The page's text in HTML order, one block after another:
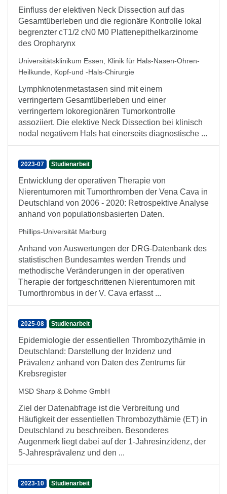
Einfluss der elektiven Neck Dissection auf das
Gesamtüberleben und die regionäre Kontrolle lokal
begrenzter cT1/2 cN0 M0 Plattenepithelkarzinome
des Oropharynx
Universitätsklinikum Essen, Klinik für Hals-Nasen-Ohren-
Heilkunde, Kopf-und -Hals-Chirurgie
Lymphknotenmetastasen sind mit einem
verringertem Gesamtüberleben und einer
verringertem lokoregionären Tumorkontrolle
assoziiert. Die elektive Neck Dissection bei klinisch
nodal negativem Hals hat einerseits diagnostische ...
2023-07 Studienarbeit
Entwicklung der operativen Therapie von
Nierentumoren mit Tumorthromben der Vena Cava in
Deutschland von 2006 - 2020: Retrospektive Analyse
anhand von populationsbasierten Daten.
Phillips-Universität Marburg
Anhand von Auswertungen der DRG-Datenbank des
statistischen Bundesamtes werden Trends und
methodische Veränderungen in der operativen
Therapie der fortgeschrittenen Nierentumoren mit
Tumorthrombus in der V. Cava erfasst ...
2025-08 Studienarbeit
Epidemiologie der essentiellen Thrombozythämie in
Deutschland: Darstellung der Inzidenz und
Prävalenz anhand von Daten des Zentrums für
Krebsregister
MSD Sharp & Dohme GmbH
Ziel der Datenabfrage ist die Verbreitung und
Häufigkeit der essentiellen Thrombozythämie (ET) in
Deutschland zu beschreiben. Besonderes
Augenmerk liegt dabei auf der 1-Jahresinzidenz, der
5-Jahresprävalenz und den ...
2023-10 Studienarbeit